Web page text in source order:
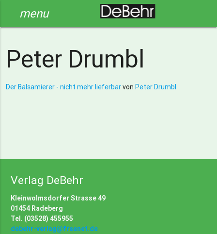
menu
Peter Drumbl
Der Balsamierer - nicht mehr lieferbarvon Peter Drumbl
Verlag DeBehr
Kleinwolmsdorfer Strasse 49
01454 Radeberg
Tel. (03528) 455955
debehr-verlag@freenet.de